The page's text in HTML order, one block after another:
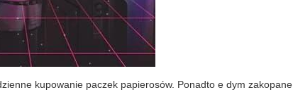
kupowanie paczek papierosów. Ponadtoe dym zakopane